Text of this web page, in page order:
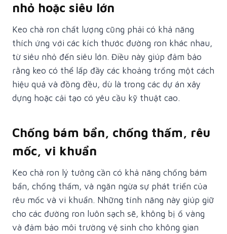
nhỏ hoặc siêu lớn
Keo chà ron chất lượng cũng phải có khả năng
thích ứng với các kích thước đường ron khác nhau,
từ siêu nhỏ đến siêu lớn. Điều này giúp đảm bảo
rằng keo có thể lấp đầy các khoảng trống một cách
hiệu quả và đồng đều, dù là trong các dự án xây
dựng hoặc cải tạo có yêu cầu kỹ thuật cao.
Chống bám bẩn, chống thấm, rêu
mốc, vi khuẩn
Keo chà ron lý tưởng cần có khả năng chống bám
bẩn, chống thấm, và ngăn ngừa sự phát triển của
rêu mốc và vi khuẩn. Những tính năng này giúp giữ
cho các đường ron luôn sạch sẽ, không bị ố vàng
và đảm bảo môi trường vệ sinh cho không gian